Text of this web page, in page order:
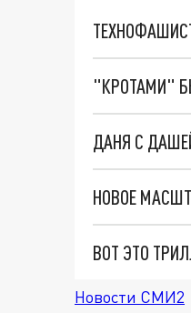
"КРОТАМИ"
ДАНЯ С
ВОТ ЭТО
Новости СМИ2